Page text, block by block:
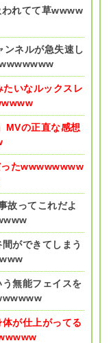
われてて草wwww
ンネルが急失速し
たいなルックスレ
MVの正直な感想
ったwwwwwwww
故ってこれだよ
ができてしまう
う無能フェイスを
体が仕上がってる